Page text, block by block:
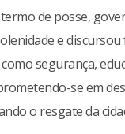
de posse,
e
segurança,
se em
o resgate da